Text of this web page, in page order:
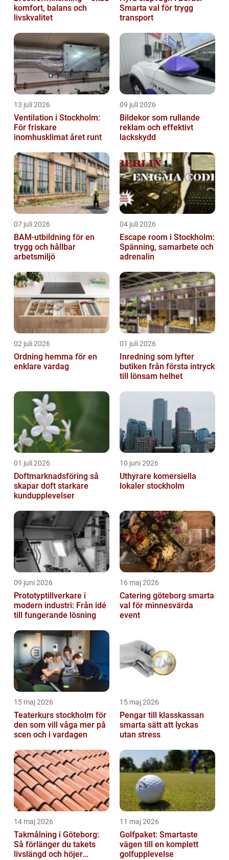
komfort, balans och
livskvalitet
Smarta val för trygg
transport
13 juli 2026
Ventilation i Stockholm:
För friskare
inomhusklimat året runt
09 juli 2026
Bildekor som rullande
reklam och effektivt
lackskydd
07 juli 2026
BAM-utbildning för en
trygg och hållbar
arbetsmiljö
04 juli 2026
Escape room i Stockholm:
Spänning, samarbete och
adrenalin
02 juli 2026
Ordning hemma för en
enklare vardag
01 juli 2026
Inredning som lyfter
butiken från första intryck
till lönsam helhet
01 juli 2026
Doftmarknadsföring så
skapar doft starkare
kundupplevelser
10 juni 2026
Uthyrare komersiella
lokaler stockholm
09 juni 2026
Prototyptillverkare i
modern industri: Från idé
till fungerande lösning
16 maj 2026
Catering göteborg smarta
val för minnesvärda
event
15 maj 2026
Teaterkurs stockholm för
den som vill våga mer på
scen och i vardagen
15 maj 2026
Pengar till klasskassan
smarta sätt att lyckas
utan stress
14 maj 2026
Takmålning i Göteborg:
Så förlänger du takets
livslängd och höjer
11 maj 2026
Golfpaket: Smartaste
vägen till en komplett
golfupplevelse